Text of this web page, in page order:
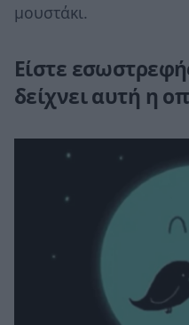
μουστάκι.
Είστε
δείχνει αυτή η